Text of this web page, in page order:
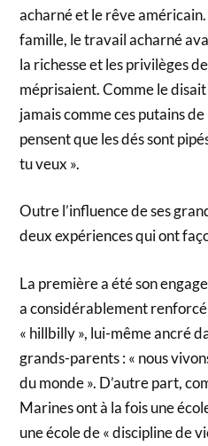
acharné et le rêve
famille, le travail acharné
la richesse et les privilèges
méprisaient. Comme le
jamais comme ces putains
pensent que les dés sont
tu veux ».
Outre l’influence de ses
deux expériences qui ont
La première a été son
a considérablement
« hillbilly », lui-même ancré
grands-parents : « nous
du monde ». D’autre part,
Marines ont à la fois une
une école de « discipline de